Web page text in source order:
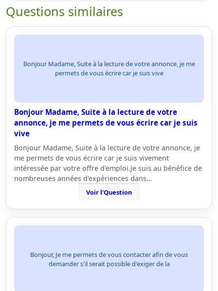
Questions similaires
Bonjour Madame, Suite à la lecture de votre annonce, je me
permets de vous écrire car je suis vive
Bonjour Madame, Suite à la lecture de votre
annonce, je me permets de vous écrire car je suis
vive
Bonjour Madame, Suite à la lecture de votre annonce, je
me permets de vous écrire car je suis vivement
intéressée par votre offre d'emploi.Je suis au bénéfice de
nombreuses années d'expériences dans…
Voir l'Question
Bonjour, Je me permets de vous contacter afin de vous
demander s'il serait possible d'exiger de la